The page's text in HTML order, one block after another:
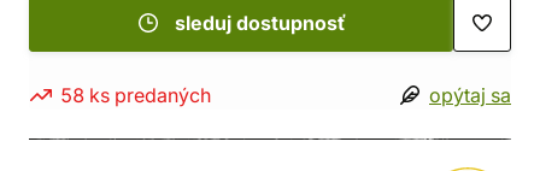
sleduj dostupnosť
58 ks predaných opýtaj sa